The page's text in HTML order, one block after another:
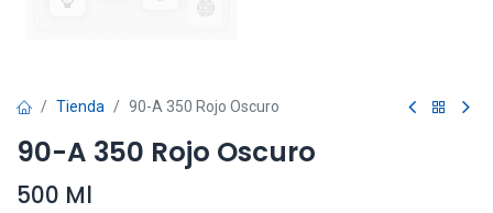
Tienda 90-A 350 Rojo Oscuro
90-A 350 Rojo Oscuro
500 Ml